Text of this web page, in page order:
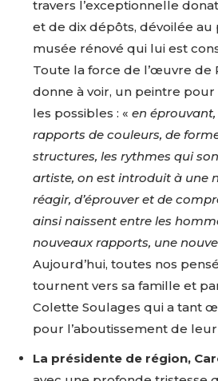
travers l’exceptionnelle
et de dix dépôts, dévoilée au
musée rénové qui lui est
Toute la force de l’œuvre de
donne à voir, un peintre pour
les possibles : « en
rapports de couleurs, de
structures, les rythmes qui
artiste, on est introduit à une
réagir, d’éprouver et de
ainsi naissent entre les
nouveaux rapports, une
Aujourd’hui, toutes nos
tournent vers sa famille et
Colette Soulages qui a tant
pour l’aboutissement de leur
La présidente de région,